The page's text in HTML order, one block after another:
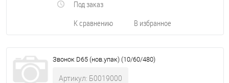
К сравнению В избранное
Под заказ
Звонок D65 (нов.упак) (10/60/480)
Артикул: Б0019000